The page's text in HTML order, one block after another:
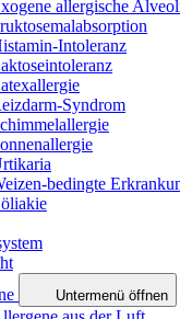
allergische
Intoleranz
Syndrom
bedingte
Untermenü öffnen